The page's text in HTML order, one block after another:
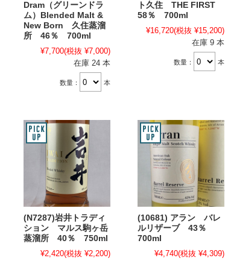
Dram（グリーンドラ
ム）Blended Malt &
New Born 久住蒸溜
所 46％ 700ml
¥7,700(税抜 ¥7,000)
在庫 24 本
数量： 本
ト久住 THE FIRST
58％ 700ml
¥16,720(税抜 ¥15,200)
在庫 9 本
数量： 本
(N7287)岩井トラディ
ション マルス駒ヶ岳
蒸溜所 40％ 750ml
¥2,420(税抜 ¥2,200)
(10681) アラン バレ
ルリザーブ 43％
700ml
¥4,740(税抜 ¥4,309)